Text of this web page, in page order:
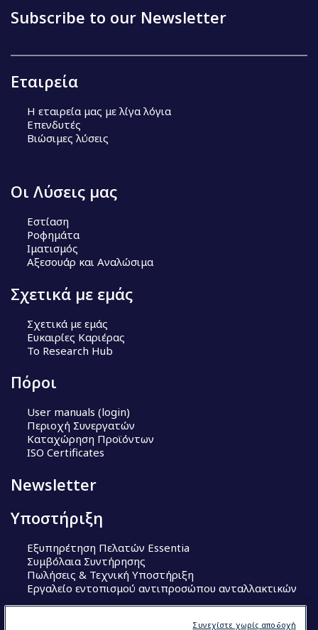
Subscribe to our Newsletter
Εταιρεία
Η εταιρεία μας με λίγα λόγια
Επενδυτές
Βιώσιμες λύσεις
Οι Λύσεις μας
Εστίαση
Ροφημάτα
Ιματισμός
Αξεσουάρ και Αναλώσιμα
Σχετικά με εμάς
Σχετικά με εμάς
Ευκαιρίες Καριέρας
Το Research Hub
Πόροι
User manuals (login)
Περιοχή Συνεργατών
Καταχώρηση Προϊόντων
ISO Certificates
Newsletter
Υποστήριξη
Εξυπηρέτηση Πελατών Essentia
Συμβόλαια Συντήρησης
Πωλήσεις & Τεχνική Υποστήριξη
Εργαλείο εντοπισμού αντιπροσώπου ανταλλακτικών
Συνεχίστε χωρίς αποδοχή